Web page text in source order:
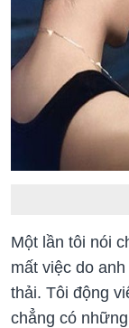
Một lần tôi nói
mất việc do
thải. Tôi động
chẳng có